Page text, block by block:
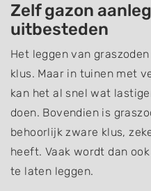
Zelf gazon
uitbesteden
Het leggen van
klus. Maar in tuinen met
kan het al snel wat
doen. Bovendien is
behoorlijk zware klus,
heeft. Vaak wordt dan
te laten leggen.